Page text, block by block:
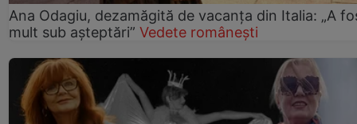
Ana Odagiu, dezamăgită de vacanța din Italia: „A
mult sub așteptări” Vedete românești